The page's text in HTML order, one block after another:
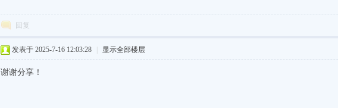
回复
发表于 2025-7-16 12:03:28 显示全部楼层
谢谢分享！